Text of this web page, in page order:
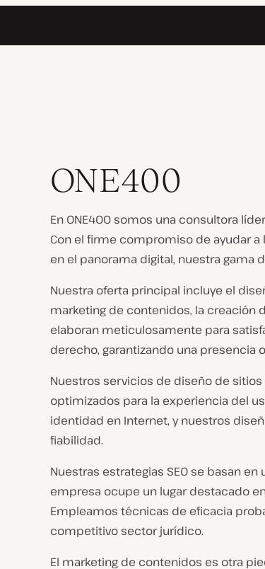
ONE400
En ONE400 somos una consultora
Con el firme compromiso de ayudar
en el panorama digital, nuestra gama
Nuestra oferta principal incluye el
marketing de contenidos, la creación
elaboran meticulosamente para
derecho, garantizando una presencia
Nuestros servicios de diseño de
optimizados para la experiencia del
identidad en Internet, y nuestros
fiabilidad.
Nuestras estrategias SEO se basan
empresa ocupe un lugar destacado
Empleamos técnicas de eficacia
competitivo sector jurídico.
El marketing de contenidos es otra